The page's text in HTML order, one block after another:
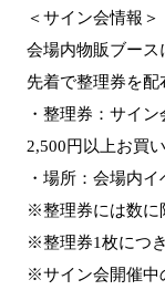
＜サイン会情報＞
会場内物販ブース
先着で整理券を配
・整理券：サイ
2,500円以上お買
・場所：会場内
※整理券には数に
※整理券1枚につ
※サイン会開催中